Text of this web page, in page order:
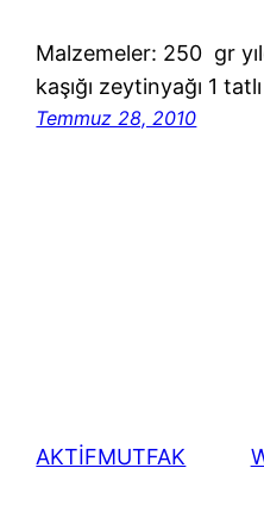
Malzemeler: 250 gr
kaşığı zeytinyağı 1
Temmuz 28, 2010
AKTİFMUTFAK